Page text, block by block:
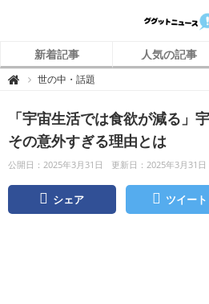
新着記事 人気の記事
 グ
ニ
ュ
ー
ス
世の中・話題
「宇宙生活では食欲が減る」
その意外すぎる理由とは
公開日：2025年3月31日 更新日：2025年3月31日
シェア ツイート